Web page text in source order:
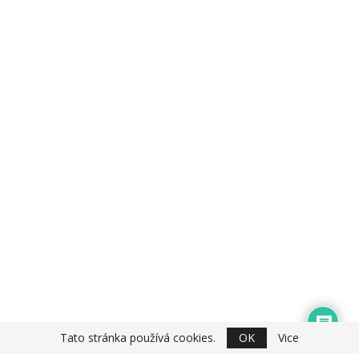
Tato stránka používá cookies. OK Vice